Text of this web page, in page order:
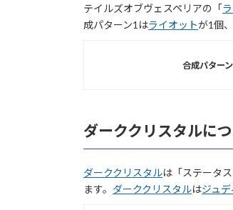
テイルズオブヴェスペリアの「
成パターン1はライオットが1個、
合成パター
ダーククリスタルに
ダーククリスタルは「ステータ
ます。 ダーククリスタルはジュデ